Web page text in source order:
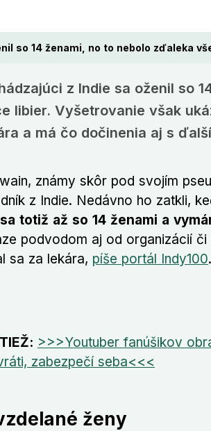
so 14 ženami, no to nebolo zďaleka
z Indie sa oženil so
libier. Vyšetrovanie však
a má čo dočinenia aj s
známy skôr pod svojím
z Indie. Nedávno ho zatkli,
totiž až so 14 ženami a
podvodom aj od organizácií
sa za lekára, píše portál Indy100.
>>>Youtuber fanúšikov
zabezpečí seba<<<
ženy